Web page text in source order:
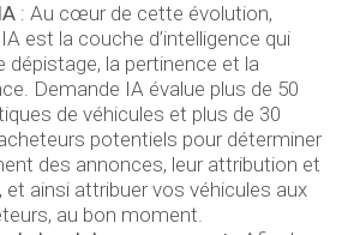
: Au cœur de cette évolution,
est la couche d’intelligence qui
dépistage, la pertinence et la
Demande IA évalue plus de 50
de véhicules et plus de 30
potentiels pour déterminer
des annonces, leur attribution et
et ainsi attribuer vos véhicules aux
au bon moment.